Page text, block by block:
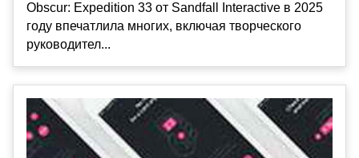
Obscur: Expedition 33 от Sandfall Interactive в 2025
году впечатлила многих, включая творческого
руководител...